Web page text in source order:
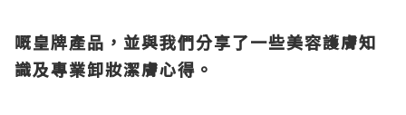
嘅皇牌產品，並與我們分享了一些美容護膚知
識及專業卸妝潔膚心得。